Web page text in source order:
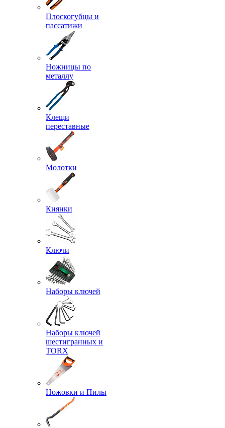
Плоскогубцы и
пассатижи
Ножницы по
металлу
Клещи
переставные
Молотки
Киянки
Ключи
Наборы ключей
Наборы ключей
шестигранных и
TORX
Ножовки и Пилы